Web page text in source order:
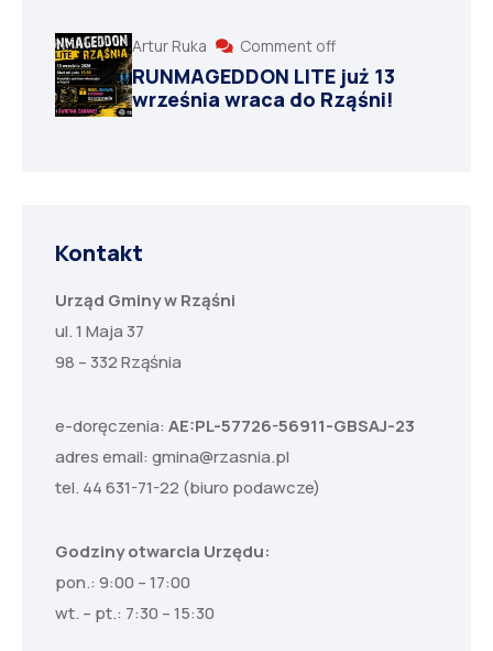
Artur Ruka Comment off
RUNMAGEDDON LITE już 13
września wraca do Rząśni!
Kontakt
Urząd Gminy w Rząśni
ul. 1 Maja 37
98 – 332 Rząśnia
e-doręczenia: AE:PL-57726-56911-GBSAJ-23
adres email: gmina@rzasnia.pl
tel. 44 631-71-22 (biuro podawcze)
Godziny otwarcia Urzędu:
pon.: 9:00 – 17:00
wt. – pt.: 7:30 – 15:30